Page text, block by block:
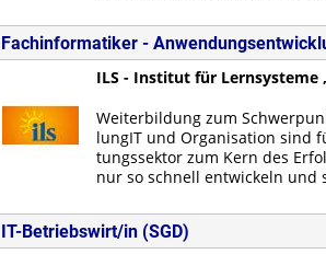
Fachinformatiker -
ILS - Institut für Lernsysteme
Wei­ter­bil­dung zum
lun­gIT und Or­ga­ni­sa­ti­on sind
tungs­sek­tor zum Kern des
nur so schnell ent­wi­ckeln und
IT-Betriebswirt/in (SGD)